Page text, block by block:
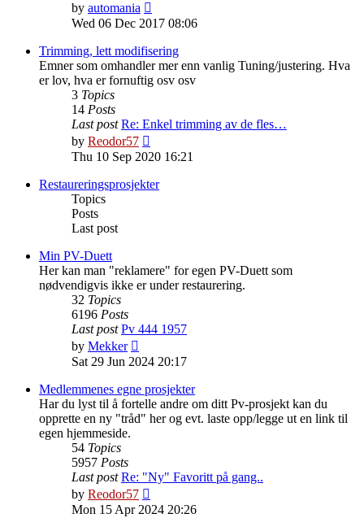
by automania
the
post
Wed 06 Dec 2017 08:06
Trimming, lett modifisering
Emner som omhandler mer enn vanlig Tuning/justering. Hva
er lov, hva er fornuftig osv osv
3 Topics
14 Posts
Last post Re: Enkel trimming av de fles…
by Reodor57
the
post
Thu 10 Sep 2020 16:21
Restaureringsprosjekter
Topics
Posts
Last post
Min PV-Duett
Her kan man "reklamere" for egen PV-Duett som
nødvendigvis ikke er under restaurering.
32 Topics
6196 Posts
Last post Pv 444 1957
by Mekker
the
post
Sat 29 Jun 2024 20:17
Medlemmenes egne prosjekter
Har du lyst til å fortelle andre om ditt Pv-prosjekt kan du
opprette en ny "tråd" her og evt. laste opp/legge ut en link til
egen hjemmeside.
54 Topics
5957 Posts
Last post Re: "Ny" Favoritt på gang..
by Reodor57
the
Mon 15 Apr 2024 20:26